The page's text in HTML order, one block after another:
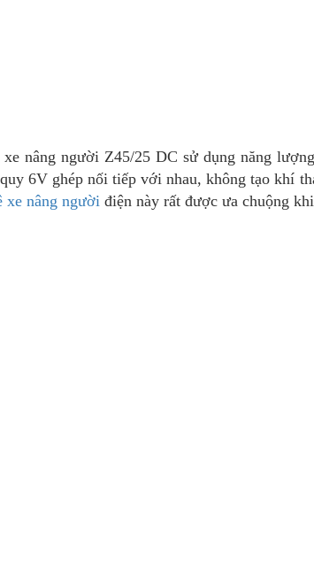
xe nâng người Z45/25 DC sử dụng năng
6V ghép nối tiếp với nhau, không tạo khí
xe nâng người điện này rất được ưa chuộng